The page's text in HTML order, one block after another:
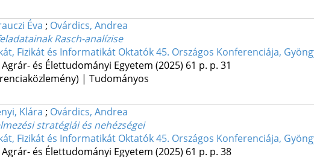
Éva ; Ovárdics, Andrea
Rasch-analízise
Fizikát és Informatikát Oktatók 45. Országos Konferenciája,
és Élettudományi Egyetem (2025) 61 p. p. 31
| Tudományos
Klára ; Ovárdics, Andrea
stratégiái és nehézségei
Fizikát és Informatikát Oktatók 45. Országos Konferenciája,
és Élettudományi Egyetem (2025) 61 p. p. 38